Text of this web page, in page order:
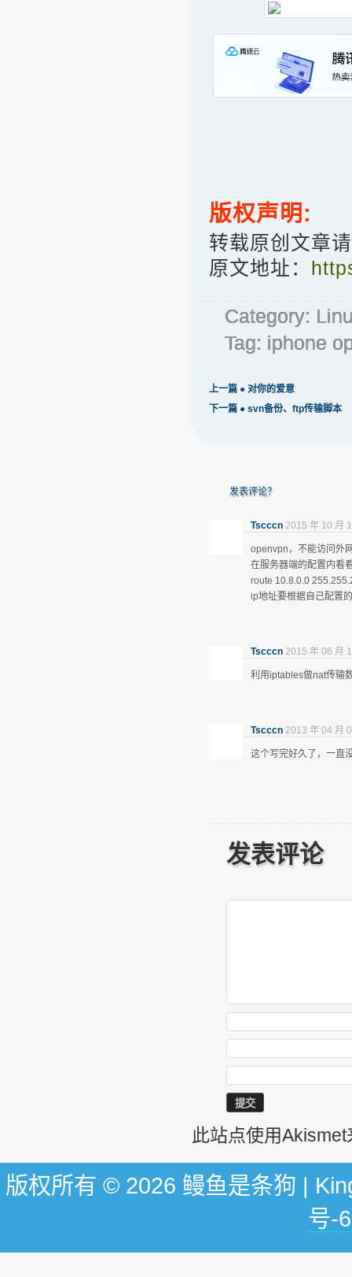
版权声明:
转载原创文章
原文地址：
Category:
Tag: iphone
上一篇 ● 对你的爱意
下一篇 ● svn备份、ftp传输脚本
发表评论？
Tscccn 2015 年 10 月
openvpn，不能访问外
在服务器端的配置内看
route 10.8.0.0
ip地址要根据自己配置
Tscccn 2015 年 06 月
利用iptables做nat传输
Tscccn 2013 年 04 月
这个写完好久了，一直
发表评论
此站点使用
版权所有 © 2026 鳗鱼是条狗 |
号-